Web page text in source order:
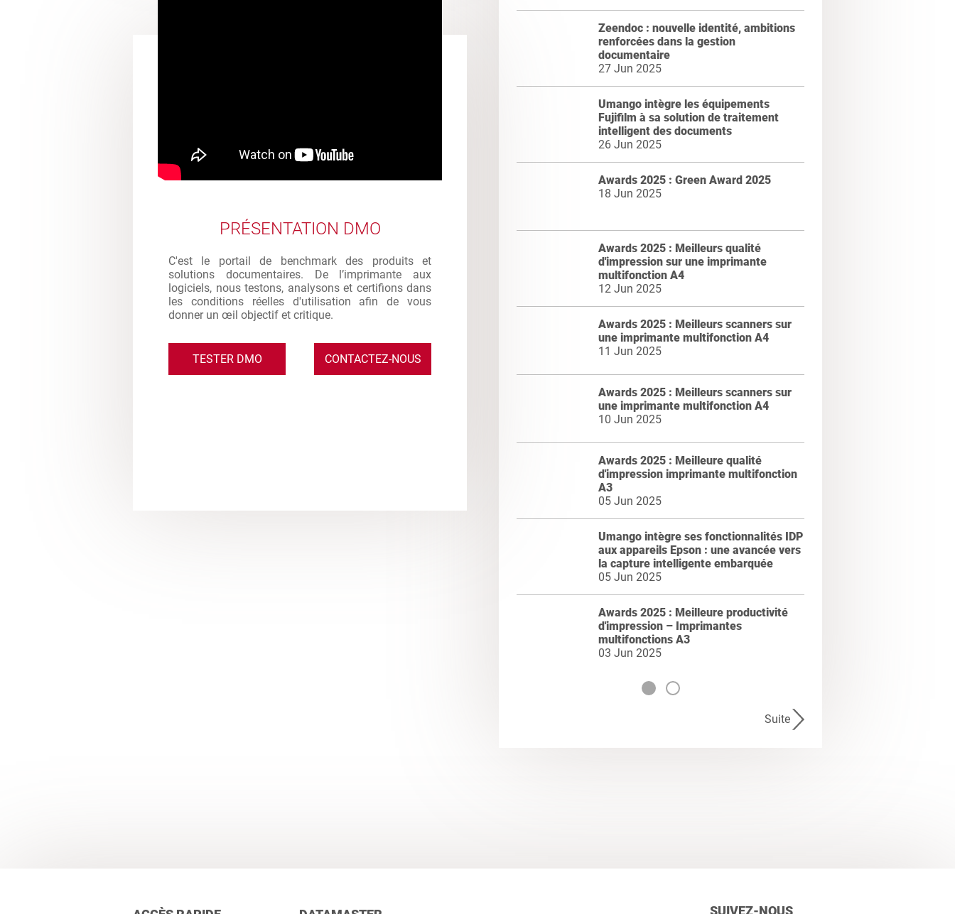
PRÉSENTATION DMO
C'est le portail de benchmark des produits et
solutions documentaires. De l’imprimante aux
logiciels, nous testons, analysons et certifions dans
les conditions réelles d'utilisation afin de vous
donner un œil objectif et critique.
TESTER DMO CONTACTEZ-NOUS
Zeendoc : nouvelle identité, ambitions
renforcées dans la gestion
documentaire
27 Jun 2025
Umango intègre les équipements
Fujifilm à sa solution de traitement
intelligent des documents
26 Jun 2025
Awards 2025 : Green Award 2025
18 Jun 2025
Awards 2025 : Meilleurs qualité
d'impression sur une imprimante
multifonction A4
12 Jun 2025
Awards 2025 : Meilleurs scanners sur
une imprimante multifonction A4
11 Jun 2025
Awards 2025 : Meilleurs scanners sur
une imprimante multifonction A4
10 Jun 2025
Awards 2025 : Meilleure qualité
d'impression imprimante multifonction
A3
05 Jun 2025
Umango intègre ses fonctionnalités IDP
aux appareils Epson : une avancée vers
la capture intelligente embarquée
05 Jun 2025
Awards 2025 : Meilleure productivité
d'impression – Imprimantes
multifonctions A3
03 Jun 2025
Suite
SUIVEZ-NOUS